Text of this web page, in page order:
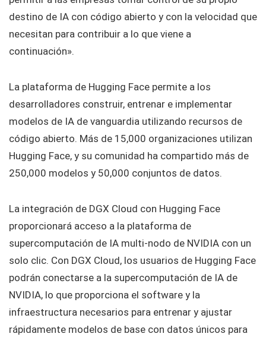
destino de IA con código abierto y con la velocidad que
necesitan para contribuir a lo que viene a
continuación».
La plataforma de Hugging Face permite a los
desarrolladores construir, entrenar e implementar
modelos de IA de vanguardia utilizando recursos de
código abierto. Más de 15,000 organizaciones utilizan
Hugging Face, y su comunidad ha compartido más de
250,000 modelos y 50,000 conjuntos de datos.
La integración de DGX Cloud con Hugging Face
proporcionará acceso a la plataforma de
supercomputación de IA multi-nodo de NVIDIA con un
solo clic. Con DGX Cloud, los usuarios de Hugging Face
podrán conectarse a la supercomputación de IA de
NVIDIA, lo que proporciona el software y la
infraestructura necesarios para entrenar y ajustar
rápidamente modelos de base con datos únicos para